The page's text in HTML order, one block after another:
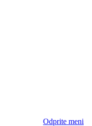
Odprite meni